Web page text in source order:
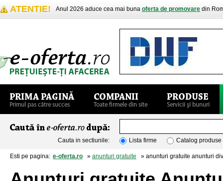
ATENTIE! Anul 2026 aduce cea mai buna oferta de promovare din
Cauta in sectiunile: Lista firme Catalog produse
Esti pe pagina: e-oferta.ro » anunturi gratuite » anunturi gratuite anunturi